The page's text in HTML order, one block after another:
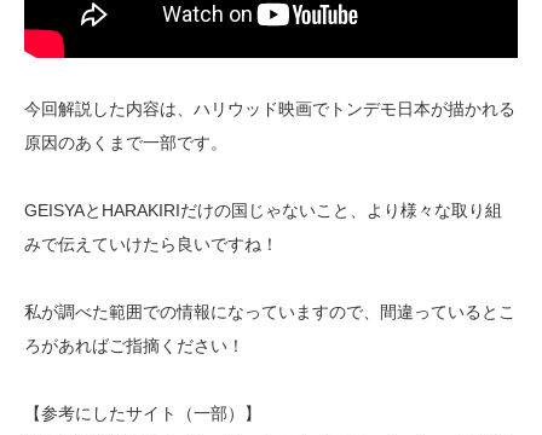
今回解説した内容は、ハリウッド映画でトンデモ日本が描かれる
原因のあくまで一部です。
GEISYAとHARAKIRIだけの国じゃないこと、より様々な取り組
みで伝えていけたら良いですね！
私が調べた範囲での情報になっていますので、間違っているとこ
ろがあればご指摘ください！
【参考にしたサイト（一部）】